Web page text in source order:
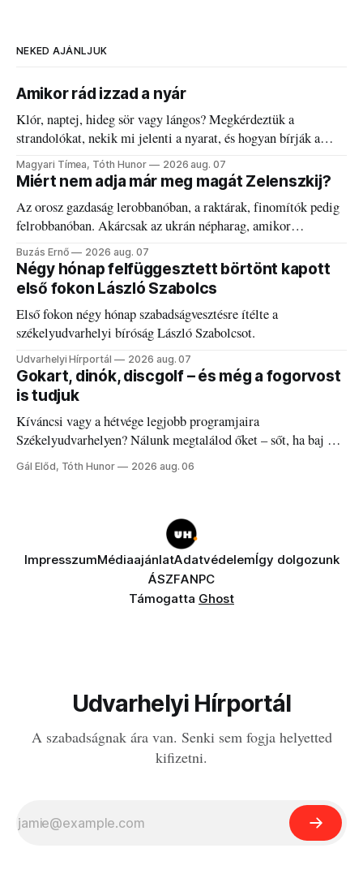
NEKED AJÁNLJUK
Amikor rád izzad a nyár
Klór, naptej, hideg sör vagy lángos? Megkérdeztük a
strandolókat, nekik mi jelenti a nyarat, és hogyan bírják a
kánikulát.
Magyari Tímea, Tóth Hunor 2026 aug. 07
Miért nem adja már meg magát Zelenszkij?
Az orosz gazdaság lerobbanóban, a raktárak, finomítók pedig
felrobbanóban. Akárcsak az ukrán népharag, amikor
elégedetlen vezetőivel.
Buzás Ernő 2026 aug. 07
Négy hónap felfüggesztett börtönt kapott
első fokon László Szabolcs
Első fokon négy hónap szabadságvesztésre ítélte a
székelyudvarhelyi bíróság László Szabolcsot.
Udvarhelyi Hírportál 2026 aug. 07
Gokart, dinók, discgolf – és még a fogorvost
is tudjuk
Kíváncsi vagy a hétvége legjobb programjaira
Székelyudvarhelyen? Nálunk megtalálod őket – sőt, ha baj van
a fogaddal, a fogorvosi ügyeletet is!
Gál Előd, Tóth Hunor 2026 aug. 06
ImpresszumMédiaajánlatAdatvédelemÍgy dolgozunk
ÁSZFANPC
Támogatta Ghost
Udvarhelyi Hírportál
A szabadságnak ára van. Senki sem fogja helyetted
kifizetni.